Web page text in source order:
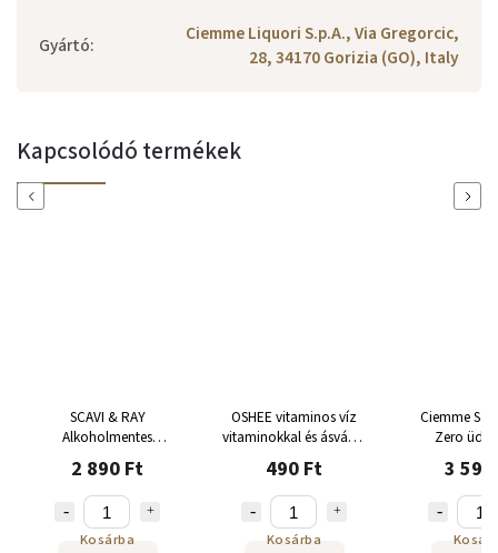
Gyártó:
Ciemme Liquori S.p.A., Via Gregorcic,
28, 34170 Gorizia (GO), Italy
Kapcsolódó termékek
Previous
SCAVI & RAY
Alkoholmentes
Spumante
Alkoholmentes 0% 0,75
l
2 890 Ft
Kosárba
OSHEE vitaminos víz
vitaminokkal és ásványi
anyagokkal 555ml
490 Ft
Kosárba
Ciemme
Zero
3
Next